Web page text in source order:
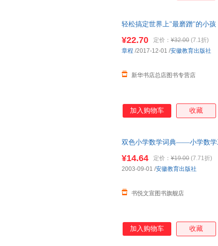
义的方法、惠施和公孙龙、进
轻松搞定世界上"最磨蹭"的小
¥22.70 定价： ¥32.00 (7.1折)
新华书店总店图书专营店
章程 /2017-12-01 /安徽教育出版社
加入购物车 收藏
双色小学数学词典——小学数学
购
¥14.64 定价： ¥19.00 (7.71折)
书悦文宣图书旗舰店
2003-09-01 /安徽教育出版社
加入购物车 收藏